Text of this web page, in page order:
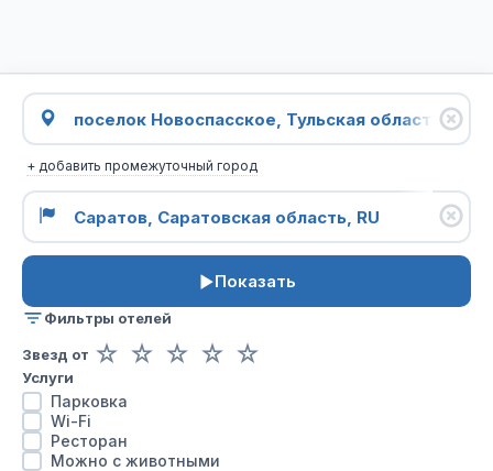
+ добавить промежуточный город
Показать
Фильтры отелей
Звезд от ☆ ☆ ☆ ☆ ☆
Услуги
Парковка
Wi-Fi
Ресторан
Можно с животными